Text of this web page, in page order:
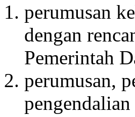
perumusan
dengan
Pemerintah
perumusan,